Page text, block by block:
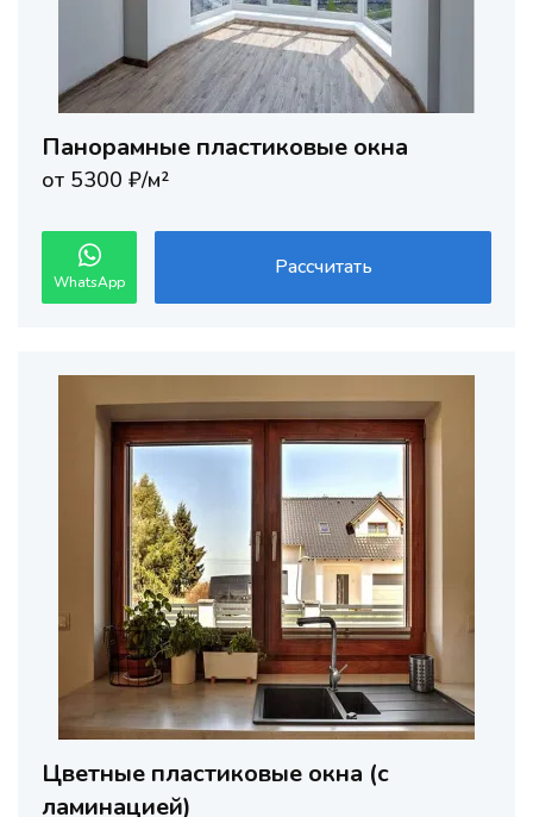
Панорамные пластиковые окна
от 5300 ₽/м²
WhatsApp
Рассчитать
Цветные пластиковые окна (с
ламинацией)